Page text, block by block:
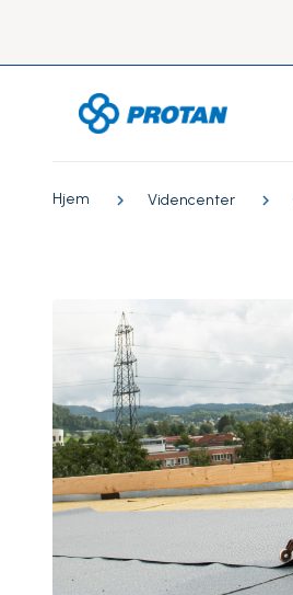
Hjem Videncenter